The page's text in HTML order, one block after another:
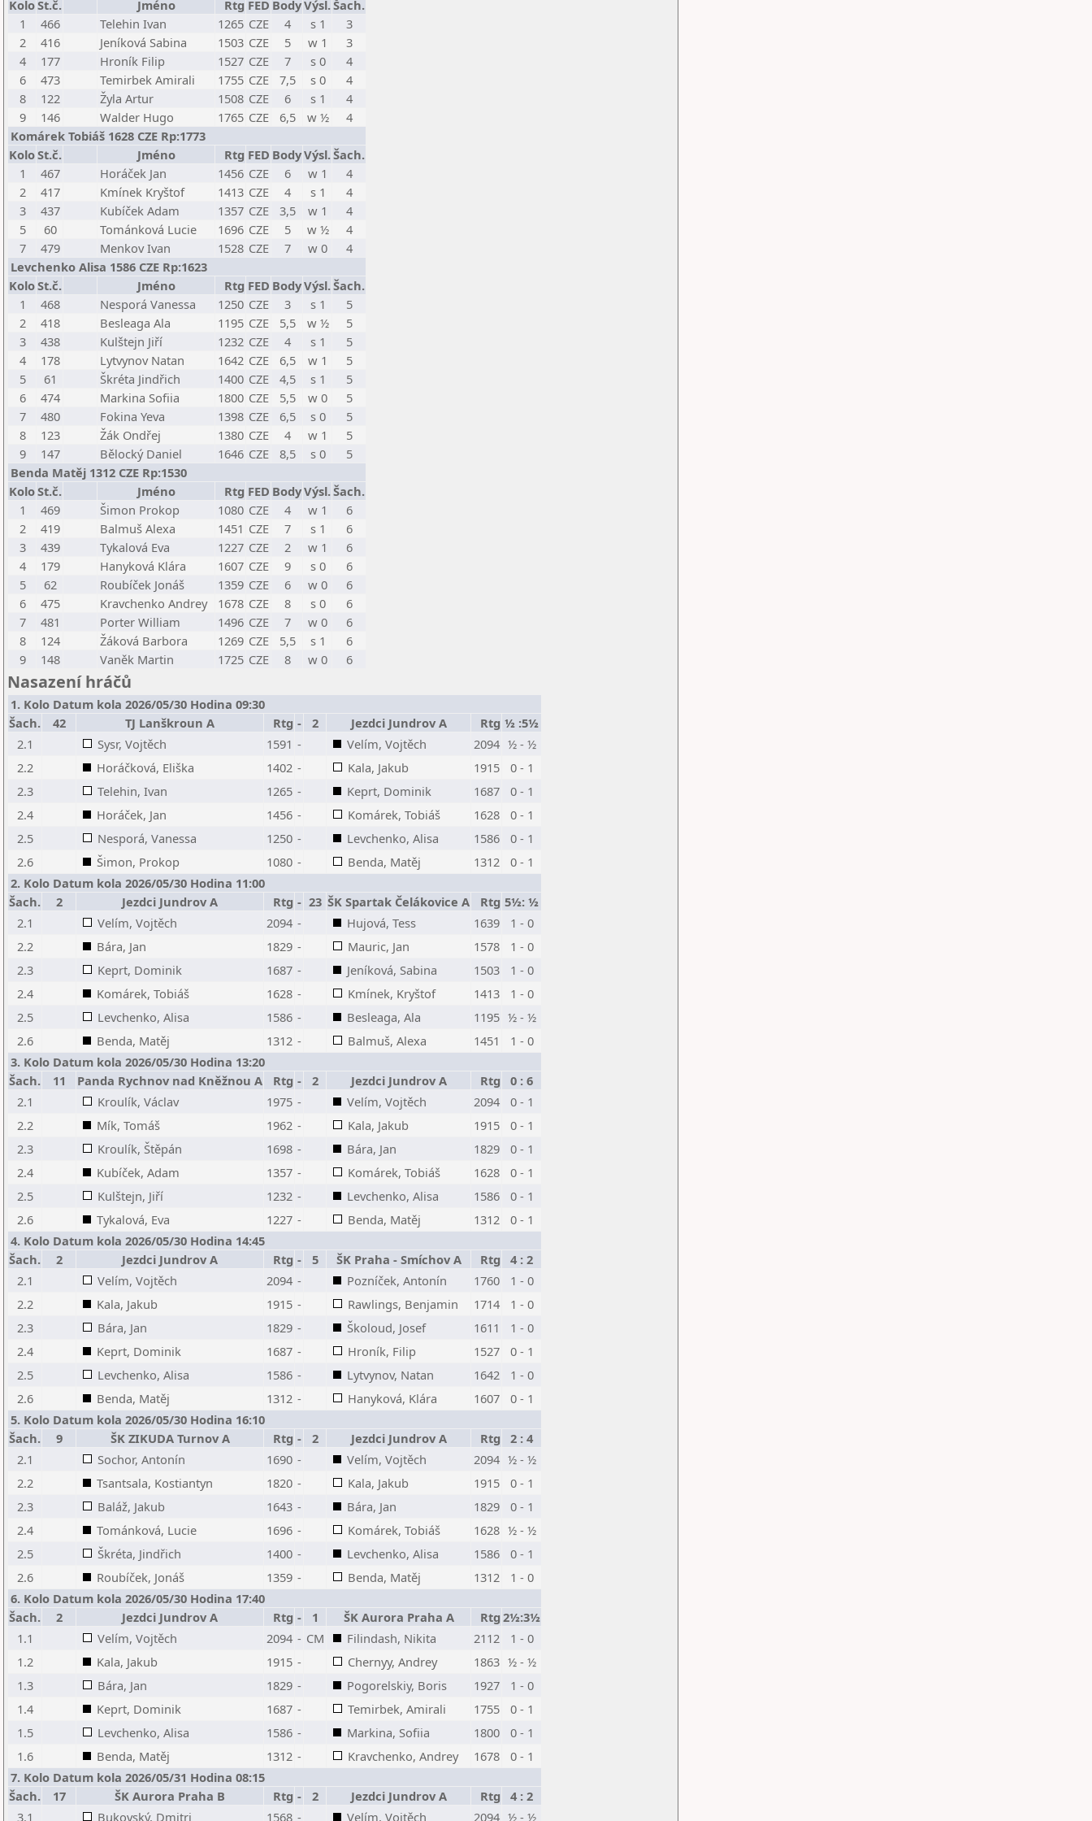
KoloSt.č. Jméno Rtg FED BodyVýsl.Šach.
1
466 Telehin Ivan 1265 CZE 4 s 1
3
2
416 Jeníková Sabina 1503 CZE 5 w 1
3
4
177 Hroník Filip 1527 CZE 7 s 0
4
6
473 Temirbek Amirali 1755 CZE 7,5 s 0
4
8
122 Žyla Artur 1508 CZE 6 s 1
4
9
146 Walder Hugo 1765 CZE 6,5 w ½
4
Komárek Tobiáš 1628 CZE Rp:1773
KoloSt.č. Jméno Rtg FED BodyVýsl.Šach.
1
467 Horáček Jan 1456 CZE 6 w 1
4
2
417 Kmínek Kryštof 1413 CZE 4 s 1
4
3
437 Kubíček Adam 1357 CZE 3,5 w 1
4
5
60 Tománková Lucie 1696 CZE 5 w ½
4
7
479 Menkov Ivan 1528 CZE 7 w 0
4
Levchenko Alisa 1586 CZE Rp:1623
KoloSt.č. Jméno Rtg FED BodyVýsl.Šach.
1
468 Nesporá Vanessa 1250 CZE 3 s 1
5
2
418 Besleaga Ala 1195 CZE 5,5 w ½
5
3
438 Kulštejn Jiří 1232 CZE 4 s 1
5
4
178 Lytvynov Natan 1642 CZE 6,5 w 1
5
5
61 Škréta Jindřich 1400 CZE 4,5 s 1
5
6
474 Markina Sofiia 1800 CZE 5,5 w 0
5
7
480 Fokina Yeva 1398 CZE 6,5 s 0
5
8
123 Žák Ondřej 1380 CZE 4 w 1
5
9
147 Bělocký Daniel 1646 CZE 8,5 s 0
5
Benda Matěj 1312 CZE Rp:1530
KoloSt.č. Jméno Rtg FED BodyVýsl.Šach.
1
469 Šimon Prokop 1080 CZE 4 w 1
6
2
419 Balmuš Alexa 1451 CZE 7 s 1
6
3
439 Tykalová Eva 1227 CZE 2 w 1
6
4
179 Hanyková Klára 1607 CZE 9 s 0
6
5
62 Roubíček Jonáš 1359 CZE 6 w 0
6
6
475 Kravchenko Andrey 1678 CZE 8 s 0
6
7
481 Porter William 1496 CZE 7 w 0
6
8
124 Žáková Barbora 1269 CZE 5,5 s 1
6
9
148 Vaněk Martin 1725 CZE 8 w 0 6
Nasazení hráčů
1. Kolo Datum kola 2026/05/30 Hodina 09:30
Šach.
42 TJ Lanškroun A Rtg - 2 Jezdci Jundrov A Rtg ½ :5½
2.1
Sysr, Vojtěch 1591 - Velím, Vojtěch 2094 ½ - ½
2.2
Horáčková, Eliška 1402 - Kala, Jakub 1915
0 - 1
2.3
Telehin, Ivan 1265 - Keprt, Dominik 1687
0 - 1
2.4
Horáček, Jan 1456 - Komárek, Tobiáš 1628
0 - 1
2.5
Nesporá, Vanessa 1250 - Levchenko, Alisa 1586
0 - 1
2.6
Šimon, Prokop 1080 - Benda, Matěj 1312
0 - 1
2. Kolo Datum kola 2026/05/30 Hodina 11:00
Šach.
2 Jezdci Jundrov A Rtg - 23 ŠK Spartak Čelákovice A Rtg 5½: ½
2.1
Velím, Vojtěch 2094 - Hujová, Tess 1639
1 - 0
2.2
Bára, Jan 1829 - Mauric, Jan 1578
1 - 0
2.3
Keprt, Dominik 1687 - Jeníková, Sabina 1503
1 - 0
2.4
Komárek, Tobiáš 1628 - Kmínek, Kryštof 1413
1 - 0
2.5
Levchenko, Alisa 1586 - Besleaga, Ala 1195 ½ - ½
2.6
Benda, Matěj 1312 - Balmuš, Alexa 1451
1 - 0
3. Kolo Datum kola 2026/05/30 Hodina 13:20
Šach.
11 Panda Rychnov nad Kněžnou A Rtg - 2 Jezdci Jundrov A Rtg
0 : 6
2.1
Kroulík, Václav 1975 - Velím, Vojtěch 2094
0 - 1
2.2
Mík, Tomáš 1962 - Kala, Jakub 1915
0 - 1
2.3
Kroulík, Štěpán 1698 - Bára, Jan 1829
0 - 1
2.4
Kubíček, Adam 1357 - Komárek, Tobiáš 1628
0 - 1
2.5
Kulštejn, Jiří 1232 - Levchenko, Alisa 1586
0 - 1
2.6
Tykalová, Eva 1227 - Benda, Matěj 1312
0 - 1
4. Kolo Datum kola 2026/05/30 Hodina 14:45
Šach.
2 Jezdci Jundrov A Rtg - 5 ŠK Praha - Smíchov A Rtg
4 : 2
2.1
Velím, Vojtěch 2094 - Pozníček, Antonín 1760
1 - 0
2.2
Kala, Jakub 1915 - Rawlings, Benjamin 1714
1 - 0
2.3
Bára, Jan 1829 - Školoud, Josef 1611
1 - 0
2.4
Keprt, Dominik 1687 - Hroník, Filip 1527
0 - 1
2.5
Levchenko, Alisa 1586 - Lytvynov, Natan 1642
1 - 0
2.6
Benda, Matěj 1312 - Hanyková, Klára 1607
0 - 1
5. Kolo Datum kola 2026/05/30 Hodina 16:10
Šach.
9 ŠK ZIKUDA Turnov A Rtg - 2 Jezdci Jundrov A Rtg
2 : 4
2.1
Sochor, Antonín 1690 - Velím, Vojtěch 2094 ½ - ½
2.2
Tsantsala, Kostiantyn 1820 - Kala, Jakub 1915
0 - 1
2.3
Baláž, Jakub 1643 - Bára, Jan 1829
0 - 1
2.4
Tománková, Lucie 1696 - Komárek, Tobiáš 1628 ½ - ½
2.5
Škréta, Jindřich 1400 - Levchenko, Alisa 1586
0 - 1
2.6
Roubíček, Jonáš 1359 - Benda, Matěj 1312
1 - 0
6. Kolo Datum kola 2026/05/30 Hodina 17:40
Šach.
2 Jezdci Jundrov A Rtg - 1 ŠK Aurora Praha A Rtg 2½:3½
1.1
Velím, Vojtěch 2094 - CM Filindash, Nikita 2112
1 - 0
1.2
Kala, Jakub 1915 - Chernyy, Andrey 1863 ½ - ½
1.3
Bára, Jan 1829 - Pogorelskiy, Boris 1927
1 - 0
1.4
Keprt, Dominik 1687 - Temirbek, Amirali 1755
0 - 1
1.5
Levchenko, Alisa 1586 - Markina, Sofiia 1800
0 - 1
1.6
Benda, Matěj 1312 - Kravchenko, Andrey 1678
0 - 1
7. Kolo Datum kola 2026/05/31 Hodina 08:15
Šach.
17 ŠK Aurora Praha B Rtg - 2 Jezdci Jundrov A Rtg
4 : 2
3.1
Bukovský, Dmitri 1568 - Velím, Vojtěch 2094 ½ - ½